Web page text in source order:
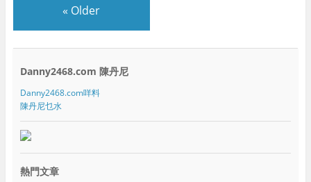
« Older
Danny2468.com 陳丹尼
Danny2468.com咩料
陳丹尼乜水
熱門文章